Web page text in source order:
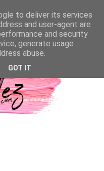
to deliver its services
and user-agent are
and security
generate usage
abuse.
GOT IT